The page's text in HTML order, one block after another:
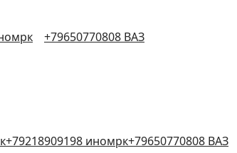
+79650770808 ВАЗ
+79218909198 иномрк+79650770808 ВАЗ